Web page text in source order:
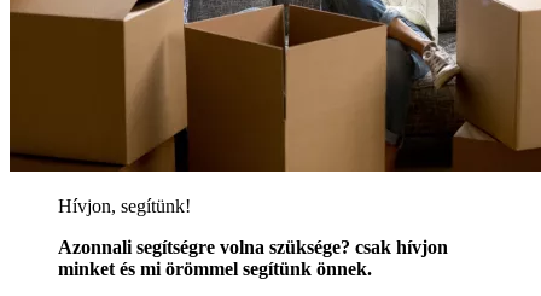
Hívjon, segítünk!
Azonnali segítségre volna szüksége? csak hívjon
minket és mi örömmel segítünk önnek.